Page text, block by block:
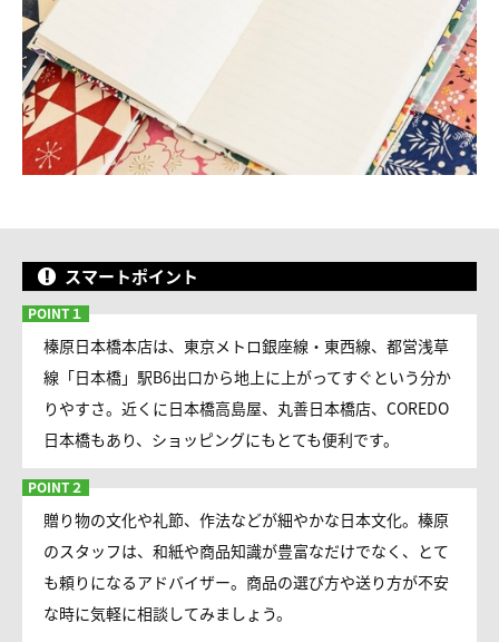
スマートポイント
榛原日本橋本店は、東京メトロ銀座線・東西線、都営浅草
線「日本橋」駅B6出口から地上に上がってすぐという分か
りやすさ。近くに日本橋高島屋、丸善日本橋店、COREDO
日本橋もあり、ショッピングにもとても便利です。
贈り物の文化や礼節、作法などが細やかな日本文化。榛原
のスタッフは、和紙や商品知識が豊富なだけでなく、とて
も頼りになるアドバイザー。商品の選び方や送り方が不安
な時に気軽に相談してみましょう。